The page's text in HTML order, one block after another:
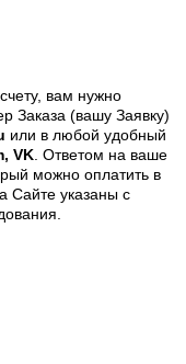
вам нужно
Заказа (вашу Заявку)
или в любой удобный
VK. Ответом на ваше
можно оплатить в
Сайте указаны с